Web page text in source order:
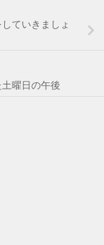
ていきましょ
曜日の午後